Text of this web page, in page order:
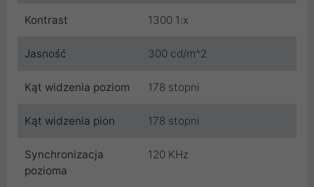
Kontrast 1300 1:x
Jasność 300 cd/m^2
Kąt widzenia poziom 178 stopni
Kąt widzenia pion 178 stopni
Synchronizacja
pozioma
120 KHz